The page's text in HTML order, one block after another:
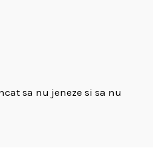
sa nu jeneze si sa nu